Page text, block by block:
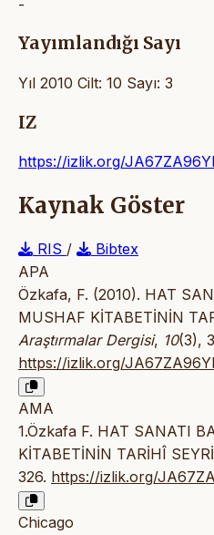
-
Yayımlandığı Sayı
Yıl 2010 Cilt: 10 Sayı: 3
IZ
https://izlik.org/
Kaynak Göster
RIS /
Bibtex
APA
Özkafa, F. (2010). HAT
MUSHAF KİTABETİNİN
Araştırmalar Dergisi, 10(3),
https://izlik.org/
AMA
1.Özkafa F. HAT SANATI
KİTABETİNİN TARİHÎ
326. https://izlik.org/
Chicago